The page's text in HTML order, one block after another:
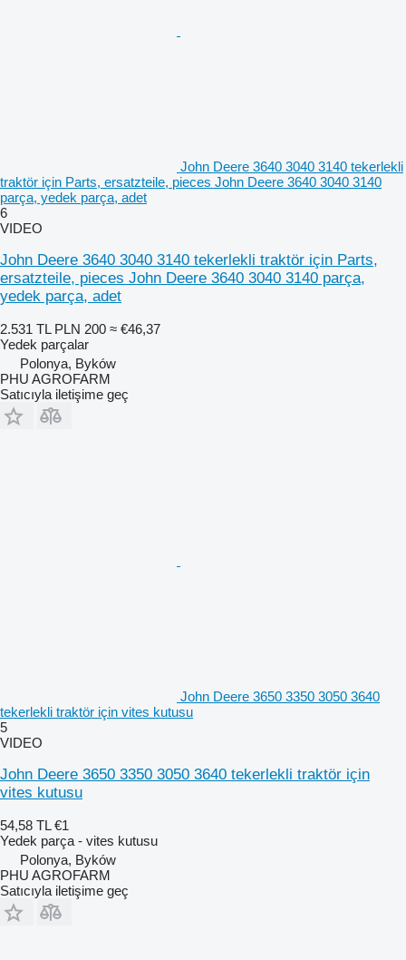
John Deere 3640 3040 3140 tekerlekli
traktör için Parts, ersatzteile, pieces John Deere 3640 3040 3140
parça, yedek parça, adet
6
VIDEO
John Deere 3640 3040 3140 tekerlekli traktör için Parts,
ersatzteile, pieces John Deere 3640 3040 3140 parça,
yedek parça, adet
2.531 TL PLN 200 ≈ €46,37
Yedek parçalar
Polonya, Byków
PHU AGROFARM
Satıcıyla iletişime geç
John Deere 3650 3350 3050 3640
tekerlekli traktör için vites kutusu
5
VIDEO
John Deere 3650 3350 3050 3640 tekerlekli traktör için
vites kutusu
54,58 TL €1
Yedek parça - vites kutusu
Polonya, Byków
PHU AGROFARM
Satıcıyla iletişime geç